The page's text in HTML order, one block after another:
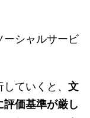
ーシャルサービ
ていくと、 文
価基準が厳し